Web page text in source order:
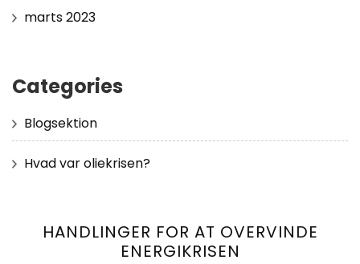
marts 2023
Categories
Blogsektion
Hvad var oliekrisen?
HANDLINGER FOR AT OVERVINDE
ENERGIKRISEN